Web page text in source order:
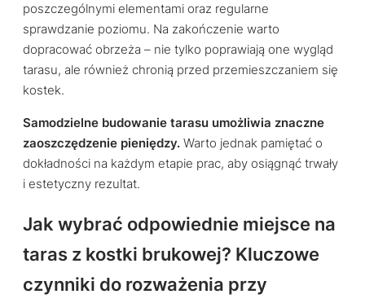
poszczególnymi elementami oraz regularne
sprawdzanie poziomu. Na zakończenie warto
dopracować obrzeża – nie tylko poprawiają one wygląd
tarasu, ale również chronią przed przemieszczaniem się
kostek.
Samodzielne budowanie tarasu umożliwia znaczne
zaoszczędzenie pieniędzy. Warto jednak pamiętać o
dokładności na każdym etapie prac, aby osiągnąć trwały
i estetyczny rezultat.
Jak wybrać odpowiednie miejsce na
taras z kostki brukowej? Kluczowe
czynniki do rozważenia przy